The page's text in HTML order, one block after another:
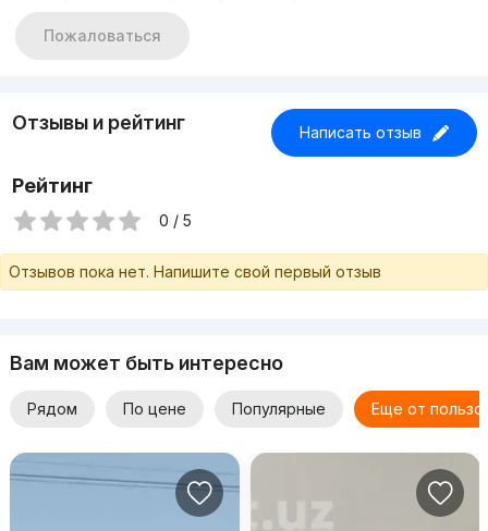
Пожаловаться
Отзывы и рейтинг Написать отзыв
Рейтинг
0 / 5
Отзывов пока нет. Напишите свой первый отзыв
Вам может быть интересно
Рядом По цене Популярные Еще от